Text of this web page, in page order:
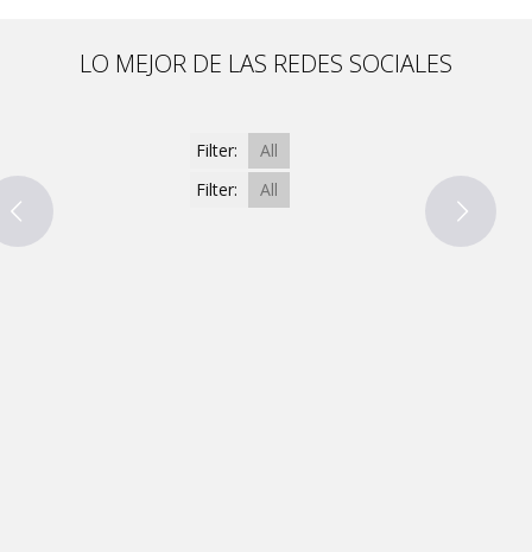
LO MEJOR DE LAS REDES SOCIALES
Filter:
All
Filter:
All